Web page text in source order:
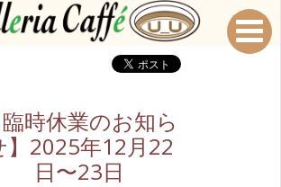
臨時休業のお知ら
】2025年12月22
日〜23日